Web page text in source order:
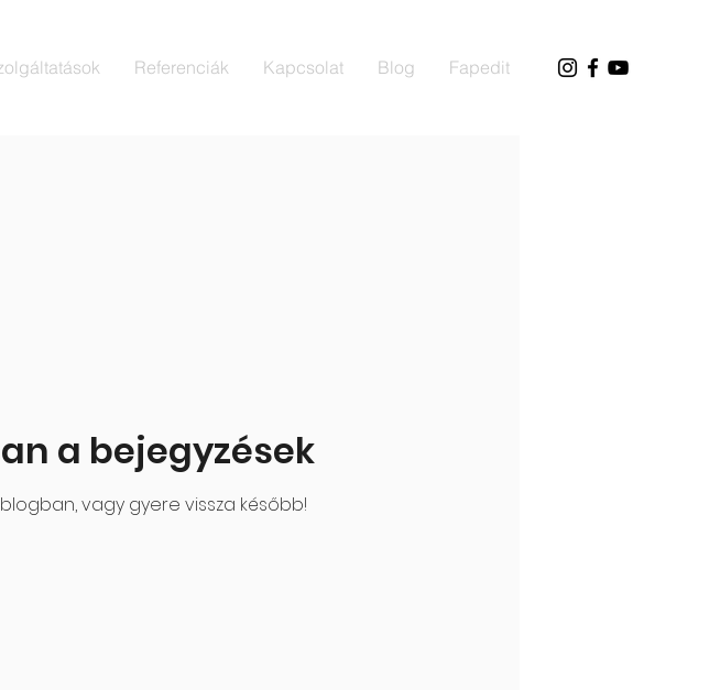
Referenciák Kapcsolat Blog Fapedit
a bejegyzések
vagy gyere vissza később!